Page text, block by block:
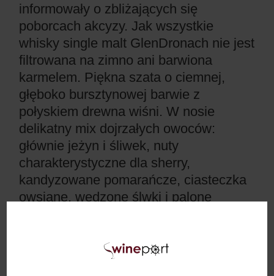
informowały o zbliżających się
poborcach akcyzy. Jak wszystkie
whisky single malt GlenDronach nie jest
filtrowana na zimno ani barwiona
karmelem. Piękna szata o ciemnej,
głęboko bursztynowej barwie z
połyskiem drewna wiśni. W nosie
delikatny mix dojrzałych owoców:
głównie jeżyn i śliwek, nuty
charakterystyczne dla sherry,
kandyzowane pomarańcze, ciasteczka
owsiane, wędzone ślwki i palone
gorzkiej czekolady, śliwkowej